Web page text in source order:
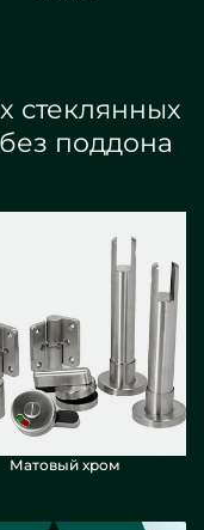
стеклянных
поддона
Матовый хром